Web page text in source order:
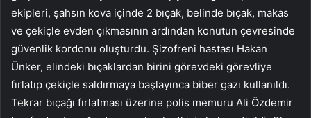
ekipleri, şahsın kova içinde 2 bıçak, belinde bıçak, makas
ve çekiçle evden çıkmasının ardından konutun çevresinde
güvenlik kordonu oluşturdu. Şizofreni hastası Hakan
Ünker, elindeki bıçaklardan birini görevdeki görevliye
fırlatıp çekiçle saldırmaya başlayınca biber gazı kullanıldı.
Tekrar bıçağı fırlatması üzerine polis memuru Ali Özdemir